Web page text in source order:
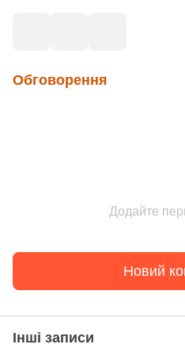
Обговорення
Додайте
Новий
Інші записи